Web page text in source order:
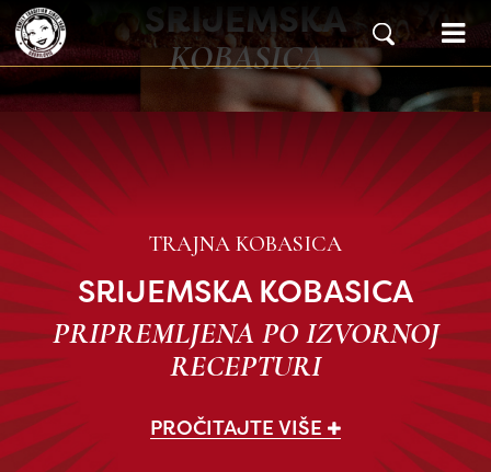
Skip to content
Main Navigation
SRIJEMSKA
KOBASICA
TRAJNA KOBASICA
SRIJEMSKA KOBASICA
PRIPREMLJENA PO IZVORNOJ
RECEPTURI
PROČITAJTE VIŠE